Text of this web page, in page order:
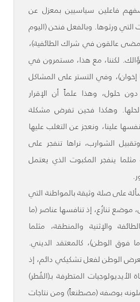
فاعلين سياسيين بمعزل عن
ورثوها. وبالفعل فنحن (اليوم
عالقون في شراك الطائفية)،
لكننا، مع هذا، مستمرون في
إخوان)، وفي التستر على المشاكل
حلول، وهذا علماً أن الإقرار
وهكذا فحين تفرض مشكلة
علينا، ونعجز عن التغلب عليها
الشوارب، نراها تنفجر على
ينفجر المكبوت الذي يعتمل
على صلة وثيقة بالمواطنة التي
تنازُع، إذ تنافسها عناصر (ما
والإثنية والمنطقة، مثلما
فوق الوطن)، كالمعتقد الديني.
الوطن لفعل تشكيكي دائم، إذ
المتطرفة بـ(القُطر)
بوصفه (مصطنعاً) ومن نتاجات